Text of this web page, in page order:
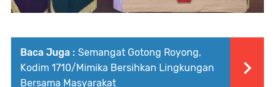
Baca Juga : Semangat Gotong Royong,
Kodim 1710/Mimika Bersihkan Lingkungan
Bersama Masyarakat